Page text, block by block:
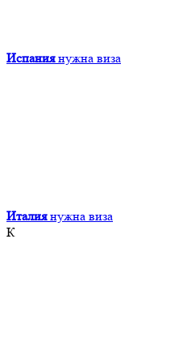
Испания нужна виза
Италия нужна виза
К